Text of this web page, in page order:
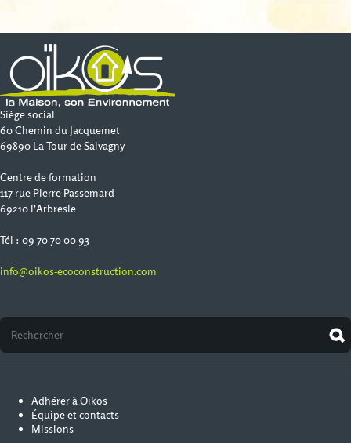
Siège social
60 Chemin du Jacquemet
69890 La Tour de Salvagny
Centre de formation
117 rue Pierre Passemard
69210 l'Arbresle
Tél : 09 70 70 00 93
info@oikos-ecoconstruction.com
Adhérer à Oïkos
Équipe et contacts
Missions